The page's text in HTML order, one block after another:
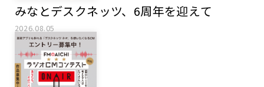
みなとデスクネッツ、6周年を迎えて
2026.08.05